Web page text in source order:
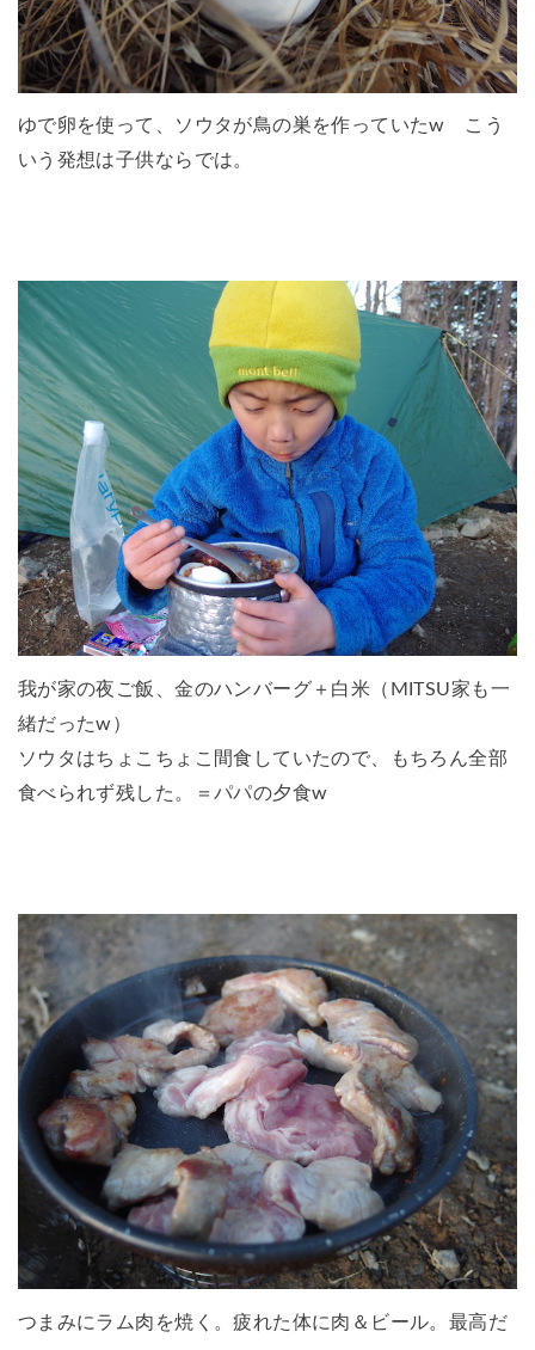
ゆで卵を使って、ソウタが鳥の巣を作っていたw こう
いう発想は子供ならでは。
我が家の夜ご飯、金のハンバーグ＋白米（MITSU家も一
緒だったw）
ソウタはちょこちょこ間食していたので、もちろん全部
食べられず残した。＝パパの夕食w
つまみにラム肉を焼く。疲れた体に肉＆ビール。最高だ